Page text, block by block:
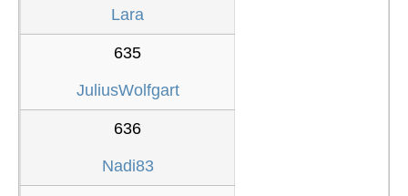
Lara
635
JuliusWolfgart
636
Nadi83